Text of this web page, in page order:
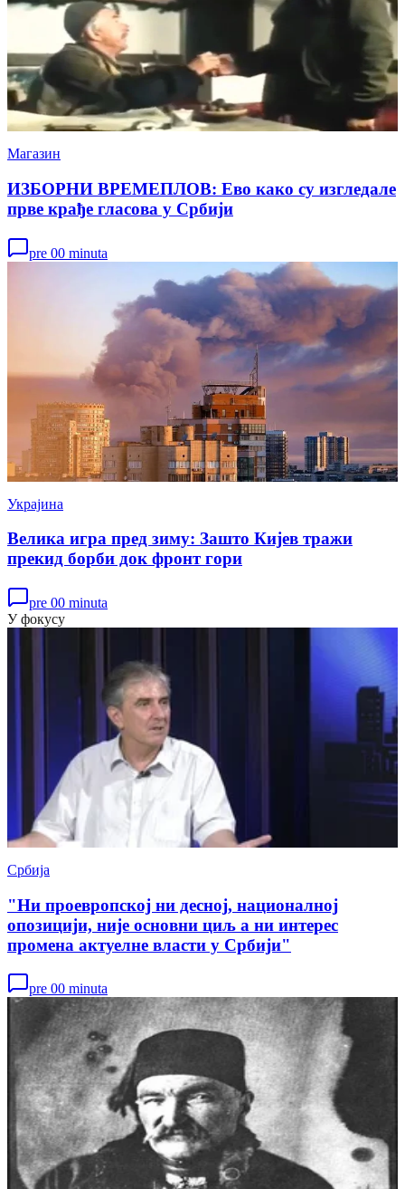
Магазин
ИЗБОРНИ ВРЕМЕПЛОВ: Ево како су изгледале
прве крађе гласова у Србији
pre 00 minuta
Украјина
Велика игра пред зиму: Зашто Кијев тражи
прекид борби док фронт гори
pre 00 minuta
У фокусу
Србија
"Ни проевропској ни десној, националној
опозицији, није основни циљ а ни интерес
промена актуелне власти у Србији"
pre 00 minuta